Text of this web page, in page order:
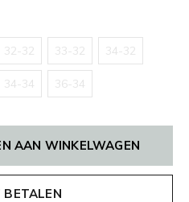
32-32 33-32 34-32
34-34 36-34
AAN WINKELWAGEN
BETALEN